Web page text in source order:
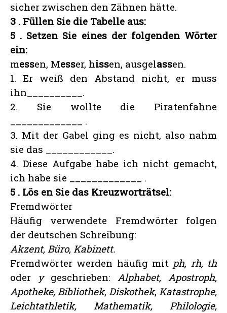
sicher zwischen den Zähnen hätte.
3 . Füllen Sie die Tabelle aus:
5 . Setzen Sie eines der folgenden Wörter
ein:
messen, Messer, hissen, ausgelassen.
1. Er weiß den Abstand nicht, er muss
ihn__________.
2. Sie wollte die Piratenfahne
_____________ .
3. Mit der Gabel ging es nicht, also nahm
sie das ____________.
4. Diese Aufgabe habe ich nicht gemacht,
ich habe sie _____________ .
5 . Lös en Sie das Kreuzworträtsel:
Fremdwörter
Häufig verwendete Fremdwörter folgen
der deutschen Schreibung:
Akzent, Büro, Kabinett.
Fremdwörter werden häufig mit ph, rh, th
oder y geschrieben: Alphabet, Apostroph,
Apotheke, Bibliothek, Diskothek, Katastrophe,
Leichtathletik, Mathematik, Philologie,